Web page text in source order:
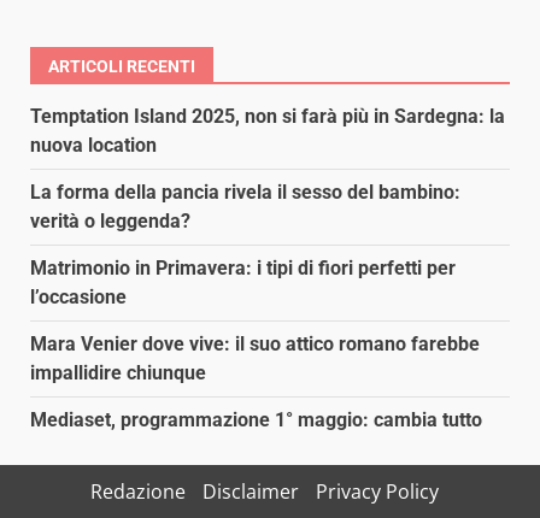
ARTICOLI RECENTI
Temptation Island 2025, non si farà più in Sardegna: la
nuova location
La forma della pancia rivela il sesso del bambino:
verità o leggenda?
Matrimonio in Primavera: i tipi di fiori perfetti per
l’occasione
Mara Venier dove vive: il suo attico romano farebbe
impallidire chiunque
Mediaset, programmazione 1° maggio: cambia tutto
Redazione Disclaimer Privacy Policy